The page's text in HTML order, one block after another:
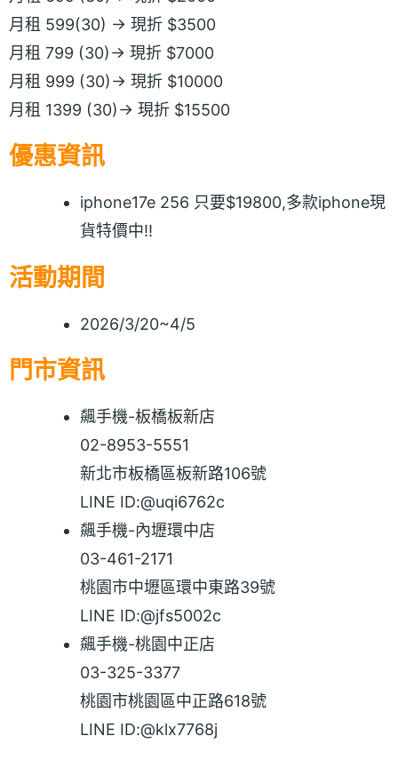
月租 599(30) → 現折 $3500
月租 799 (30)→ 現折 $7000
月租 999 (30)→ 現折 $10000
月租 1399 (30)→ 現折 $15500
優惠資訊
iphone17e 256 只要$19800,多款iphone現
貨特價中!!
活動期間
2026/3/20~4/5
門市資訊
飆手機-板橋板新店
02-8953-5551
新北市板橋區板新路106號
LINE ID:@uqi6762c
飆手機-內壢環中店
03-461-2171
桃園市中壢區環中東路39號
LINE ID:@jfs5002c
飆手機-桃園中正店
03-325-3377
桃園市桃園區中正路618號
LINE ID:@klx7768j